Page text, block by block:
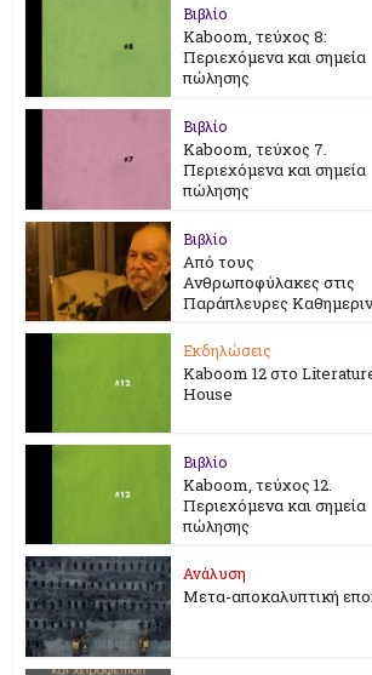
Βιβλίο
Kaboom, τεύχος 8:
Περιεχόμενα και σημεία
πώλησης
Βιβλίο
Kaboom, τεύχος 7.
Περιεχόμενα και σημεία
πώλησης
Βιβλίο
Από τους
Ανθρωποφύλακες στις
Παράπλευρες
Εκδηλώσεις
Kaboom 12 στο
House
Βιβλίο
Kaboom, τεύχος 12.
Περιεχόμενα και σημεία
πώλησης
Ανάλυση
Μετα-αποκαλυπτική